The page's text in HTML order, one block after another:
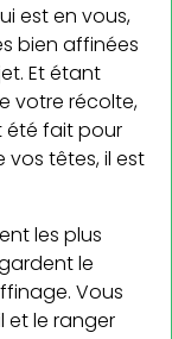
est en vous,
bien affinées
Et étant
votre récolte,
été fait pour
vos têtes, il est
les plus
le
Vous
et le ranger